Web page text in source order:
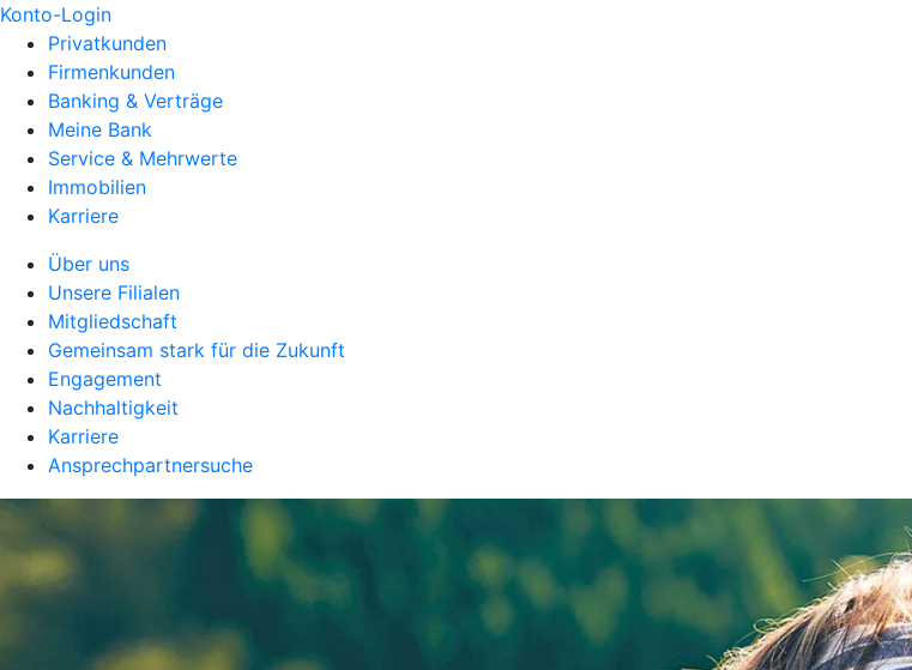
Konto-Login
Privatkunden
Firmenkunden
Banking & Verträge
Meine Bank
Service & Mehrwerte
Immobilien
Karriere
Über uns
Unsere Filialen
Mitgliedschaft
Gemeinsam stark für die Zukunft
Engagement
Nachhaltigkeit
Karriere
Ansprechpartnersuche